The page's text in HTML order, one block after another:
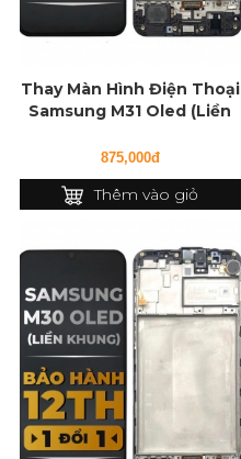
Thay Màn Hình Điện Thoại
Samsung M31 Oled (Liền
875,000đ
Thêm vào giỏ